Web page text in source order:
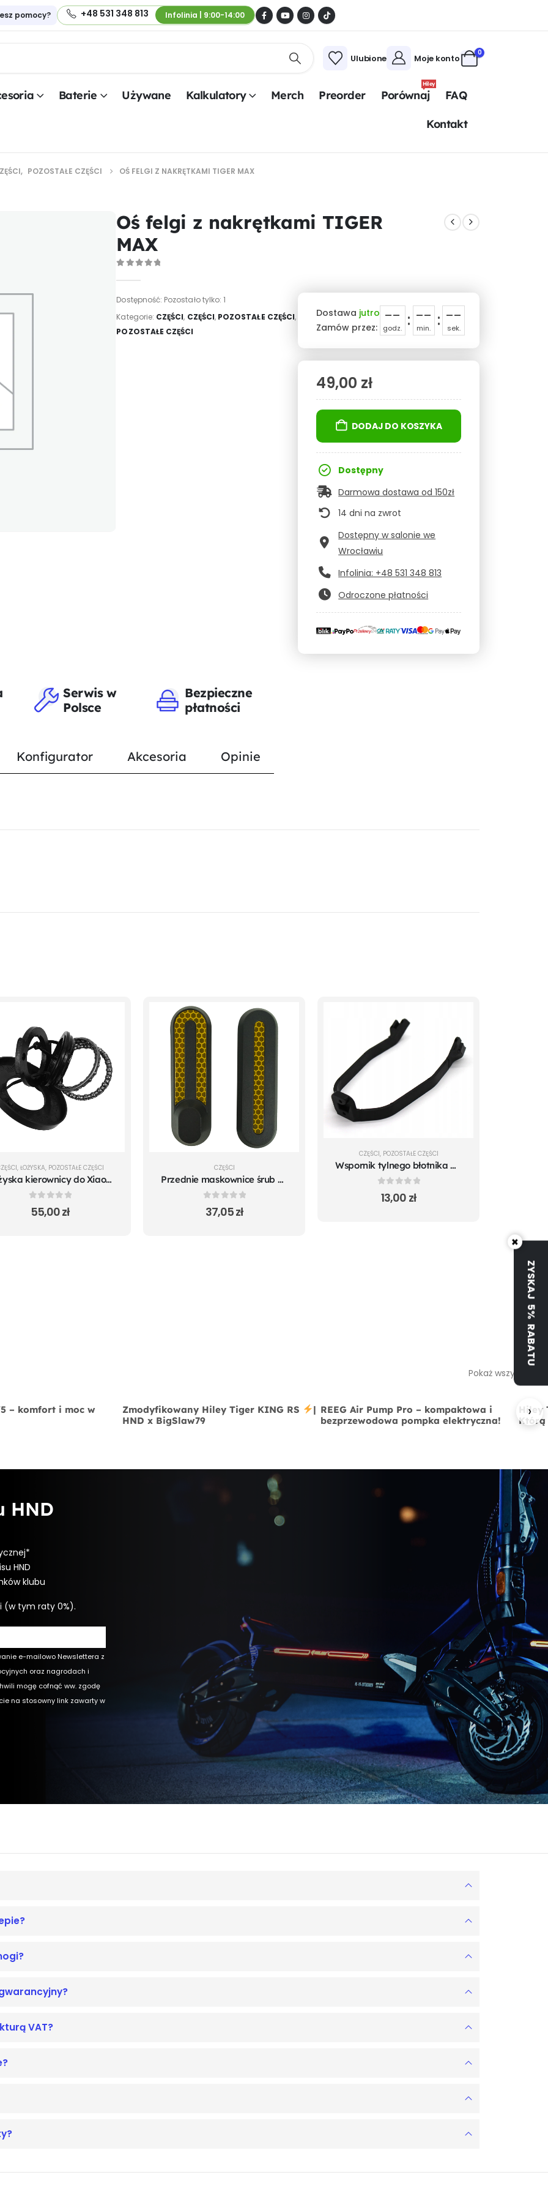
pomocy?
+48 531 348 813 Infolinia | 9:00-14:00
Ulubione Moje konto
0
Baterie Używane Kalkulatory Merch Preorder Porównaj
Hiley
FAQ
Kontakt
, POZOSTAŁE CZĘŚCI OŚ FELGI Z NAKRĘTKAMI TIGER MAX
Oś felgi z nakrętkami TIGER
MAX
Dostawa jutro
Zamów przez:
--
godz. : --
min. : --
sek.
49,00 zł
DODAJ DO KOSZYKA
Dostępny
Darmowa dostawa od 150zł
14 dni na zwrot
Dostępny w salonie we
Wrocławiu
Infolinia: +48 531 348 813
Odroczone płatności
Dostępność: Pozostało tylko: 1
Kategorie: CZĘŚCI, CZĘŚCI, POZOSTAŁE CZĘŚCI,
POZOSTAŁE CZĘŚCI
Serwis w
Polsce
Bezpieczne
płatności
Konfigurator Akcesoria Opinie
, ŁOŻYSKA, POZOSTAŁE CZĘŚCI
Łożyska kierownicy do Xiaomi m365 Pro Mi 1S Pro 2 Essential
out of 5
55,00zł
CZĘŚCI
Przednie maskownice śrub koła do Xiaomi m365 Pro Mi 1S Pro 2 Essential
out of 5
37,05zł
CZĘŚCI, POZOSTAŁE CZĘŚCI
Wspornik tylnego błotnika Xiaomi M365/M365 PRO
out of 5
13,00 zł
Pokaż wszystkie
– komfort i moc w
Zmodyfikowany Hiley Tiger KING RS
|
HND x BigSlaw79
REEG Air Pump Pro – kompaktowa i
bezprzewodowa pompka elektryczna!
Hiley
Którą
›
HND
HND
klubu
(w tym raty 0%).
e-mailowo Newslettera z
oraz nagrodach i
mogę cofnąć ww. zgodę
na stosowny link zawarty w
VAT?
×
ZYSKAJ 5% RABATU